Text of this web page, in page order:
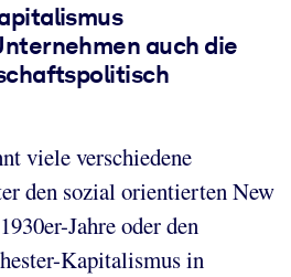
auch die
viele verschiedene
den sozial orientierten New
Jahre oder den
Kapitalismus in